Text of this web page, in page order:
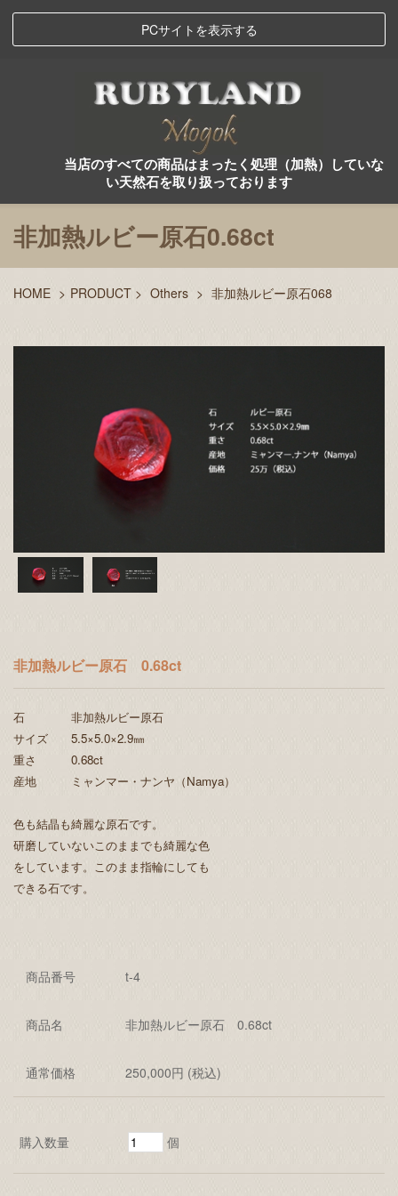
PCサイトを表示する
当店のすべての商品はまったく処理（加熱）していな
い天然石を取り扱っております
非加熱ルビー原石0.68ct
HOME > PRODUCT > Others > 非加熱ルビー原石068
非加熱ルビー原石 0.68ct
石 非加熱ルビー原石
サイズ 5.5×5.0×2.9㎜
重さ 0.68ct
産地 ミャンマー・ナンヤ（Namya）
色も結晶も綺麗な原石です。
研磨していないこのままでも綺麗な色
をしています。このまま指輪にしても
できる石です。
商品番号 t-4
商品名 非加熱ルビー原石 0.68ct
通常価格 250,000円 (税込)
購入数量 個